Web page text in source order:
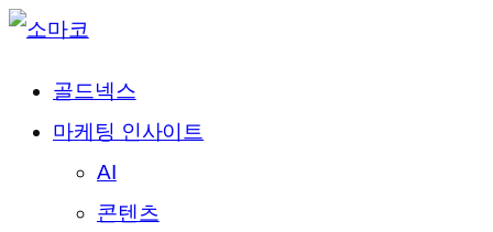
골드넥스
마케팅 인사이트
AI
콘텐츠